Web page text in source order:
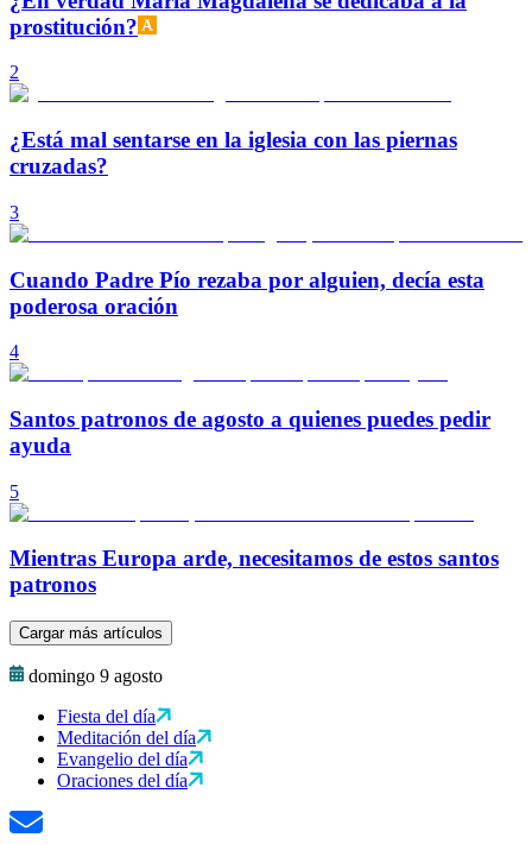
prostitución?
2
¿Está mal sentarse en la iglesia con las piernas
cruzadas?
3
Cuando Padre Pío rezaba por alguien, decía esta
poderosa oración
4
Santos patronos de agosto a quienes puedes pedir
ayuda
5
Mientras Europa arde, necesitamos de estos santos
patronos
Cargar más artículos
domingo 9 agosto
Fiesta del día
Meditación del día
Evangelio del día
Oraciones del día